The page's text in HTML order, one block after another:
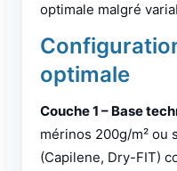
optimale malgré
optimale
Couche 1 – Base
mérinos 200g/m² ou
(Capilene, Dry-FIT)